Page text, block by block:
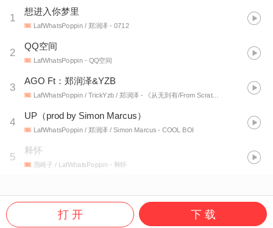
1
想进入你梦里
LafWhatsPoppin / 郑润泽 - 0712
2
QQ空间
LafWhatsPoppin - QQ空间
3
AGO Ft：郑润泽&YZB
LafWhatsPoppin / TrickYzb / 郑润泽 - 《从无到有/From Scratch》
4
UP（prod by Simon Marcus）
LafWhatsPoppin / 郑润泽 / Simon Marcus - COOL BOI
5
释怀
黑崎子 / LafWhatsPoppin - 释怀
打 开 下 载